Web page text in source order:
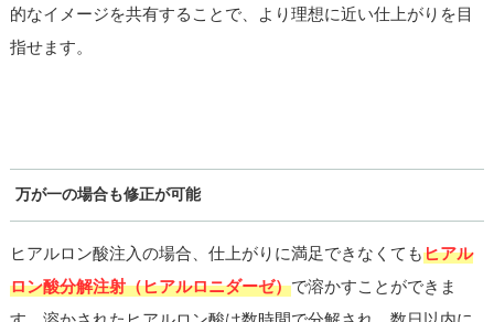
的なイメージを共有することで、より理想に近い仕上がりを目
指せます。
万が一の場合も修正が可能
ヒアルロン酸注入の場合、仕上がりに満足できなくてもヒアル
ロン酸分解注射（ヒアルロニダーゼ）で溶かすことができま